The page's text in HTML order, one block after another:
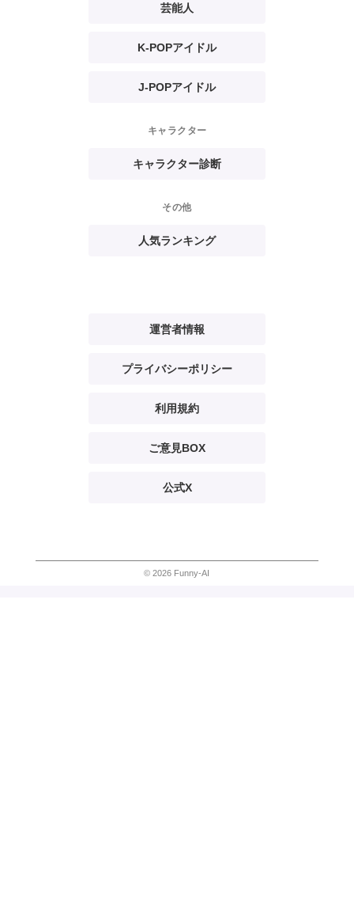
芸能人
K-POPアイドル
J-POPアイドル
キャラクター
キャラクター診断
その他
人気ランキング
運営者情報
プライバシーポリシー
利用規約
ご意見BOX
公式X
© 2026 Funny-AI